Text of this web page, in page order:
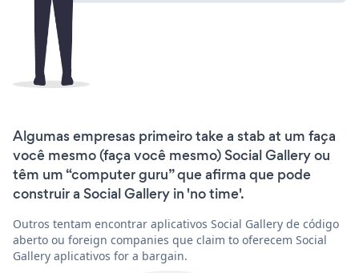
Algumas empresas primeiro take a stab at um faça
você mesmo (faça você mesmo) Social Gallery ou
têm um “computer guru” que afirma que pode
construir a Social Gallery in 'no time'.
Outros tentam encontrar aplicativos Social Gallery de código
aberto ou foreign companies que claim to oferecem Social
Gallery aplicativos for a bargain.